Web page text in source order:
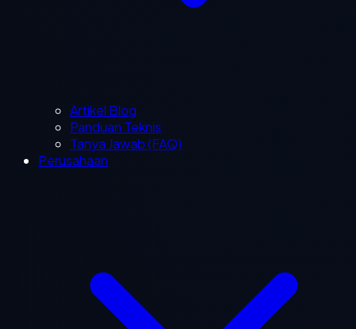
Artikel Blog
Panduan Teknis
Tanya Jawab (FAQ)
Perusahaan